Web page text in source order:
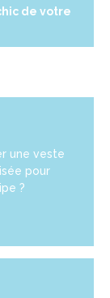
de votre
une veste
pour
?